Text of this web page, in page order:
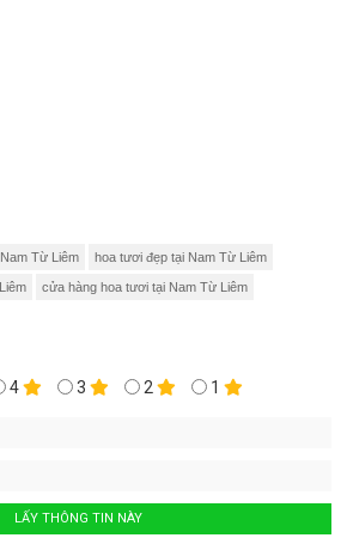
Từ Liêm hoa tươi đẹp tại Nam Từ Liêm
cửa hàng hoa tươi tại Nam Từ Liêm
4 3 2 1